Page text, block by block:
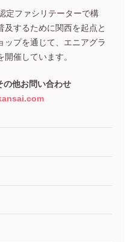
定ファシリテーターで構
及するために関西を起点と
ップを通じて、エニアグラ
催しています。
の他お問い合わせ